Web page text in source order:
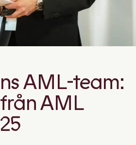
AML-team:
AML